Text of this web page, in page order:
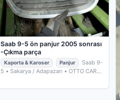
Saab 9-5 ön panjur 2005 sonrası
-Çıkma parça
Kaporta & Karoser Panjur
Saab 9-
5 • Sakarya / Adapazarı • OTTO CAR